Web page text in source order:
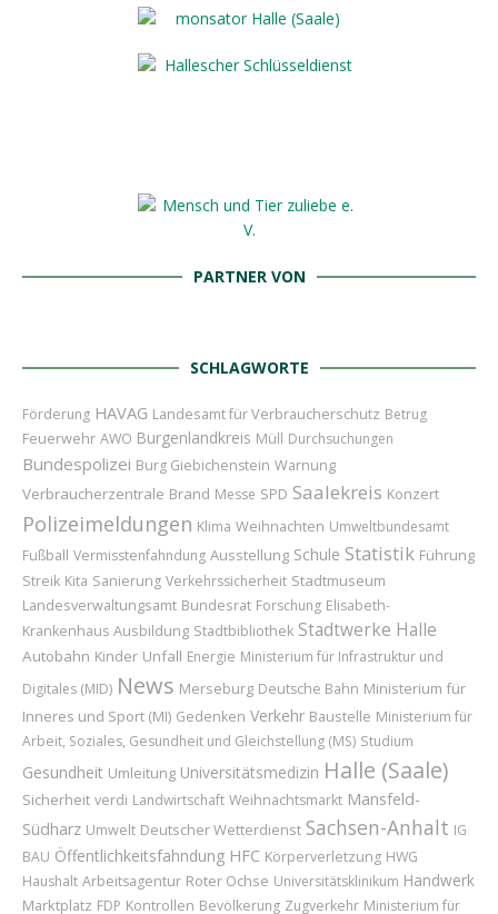
PARTNER VON
SCHLAGWORTE
Förderung HAVAG Landesamt für Verbraucherschutz Betrug
Feuerwehr AWO Burgenlandkreis Müll Durchsuchungen
Bundespolizei Burg Giebichenstein Warnung
Verbraucherzentrale Brand Messe SPD Saalekreis Konzert
Polizeimeldungen Klima Weihnachten Umweltbundesamt
Fußball Vermisstenfahndung Ausstellung Schule Statistik Führung
Streik Kita Sanierung Verkehrssicherheit Stadtmuseum
Landesverwaltungsamt Bundesrat Forschung Elisabeth-
Krankenhaus Ausbildung Stadtbibliothek Stadtwerke Halle
Autobahn Kinder Unfall Energie Ministerium für Infrastruktur und
Digitales (MID) News Merseburg Deutsche Bahn Ministerium für
Inneres und Sport (MI) Gedenken Verkehr Baustelle Ministerium für
Arbeit, Soziales, Gesundheit und Gleichstellung (MS) Studium
Gesundheit Umleitung Universitätsmedizin Halle (Saale)
Sicherheit verdi Landwirtschaft Weihnachtsmarkt Mansfeld-
Südharz Umwelt Deutscher Wetterdienst Sachsen-Anhalt IG
BAU Öffentlichkeitsfahndung HFC Körperverletzung HWG
Haushalt Arbeitsagentur Roter Ochse Universitätsklinikum Handwerk
Marktplatz FDP Kontrollen Bevölkerung Zugverkehr Ministerium für